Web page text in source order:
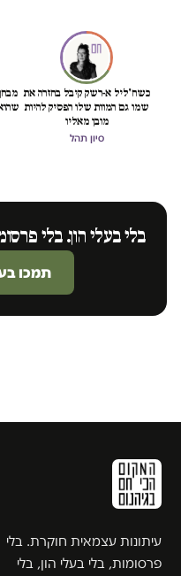
כשח'ליל א-רשק קיבל בחזרה את
שמו גם המוות שלו הפסיק להיות
מובן מאליו
סיון תהל
בלי בעלי הון. בלי
תמכו
עיתונות עצמאית חוקרת. בלי
פרסומות, בלי בעלי הון, בלי